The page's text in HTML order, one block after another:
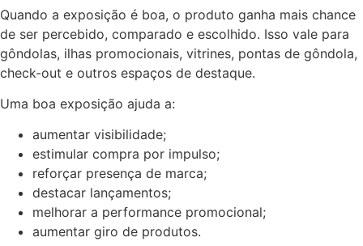
Quando a exposição é boa, o produto ganha mais chance
de ser percebido, comparado e escolhido. Isso vale para
gôndolas, ilhas promocionais, vitrines, pontas de gôndola,
check-out e outros espaços de destaque.
Uma boa exposição ajuda a:
aumentar visibilidade;
estimular compra por impulso;
reforçar presença de marca;
destacar lançamentos;
melhorar a performance promocional;
aumentar giro de produtos.